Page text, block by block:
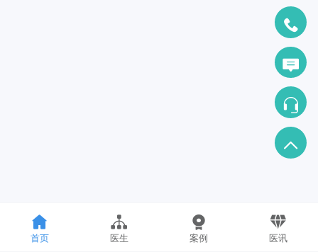
首页 医生 案例 医讯